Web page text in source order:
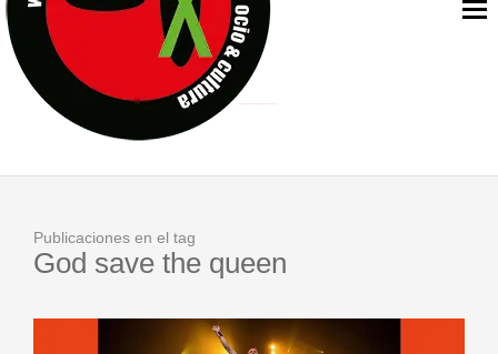
D’BALDOMEROS REINVENTAN [BITÁCORA 3.0] EN EXVITA
MARSHALL FLASH PRESENTA EN EXVITA [RELATIVA
JOFRE BARDAGÍ EN EXVITA INTERPRETANDO A SERRAT
Publicaciones en el tag
God save the queen